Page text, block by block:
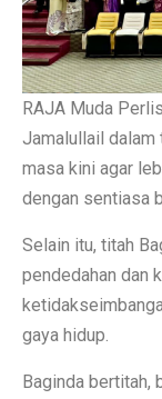
RAJA Muda
Jamalullail dalam
masa kini agar
dengan sentiasa
Selain itu, titah
pendedahan dan
gaya hidup.
Baginda bertitah,